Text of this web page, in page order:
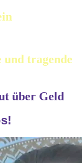
und tragende
über Geld